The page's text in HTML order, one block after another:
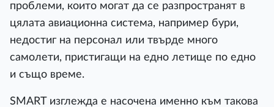
проблеми, които могат да се разпространят в
цялата авиационна система, например бури,
недостиг на персонал или твърде много
самолети, пристигащи на едно летище по едно
и също време.
SMART изглежда е насочена именно към такова